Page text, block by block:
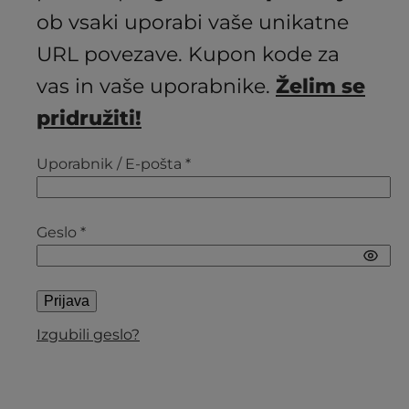
ob vsaki uporabi vaše unikatne
URL povezave. Kupon kode za
vas in vaše uporabnike. Želim se
pridružiti!
Uporabnik / E-pošta *
Geslo *
Prijava
Izgubili geslo?